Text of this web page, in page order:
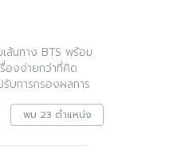
ส้นทาง BTS พร้อม
องง่ายกว่าที่คิด
บการกรองผลการ
พบ 23 ตำแหน่ง